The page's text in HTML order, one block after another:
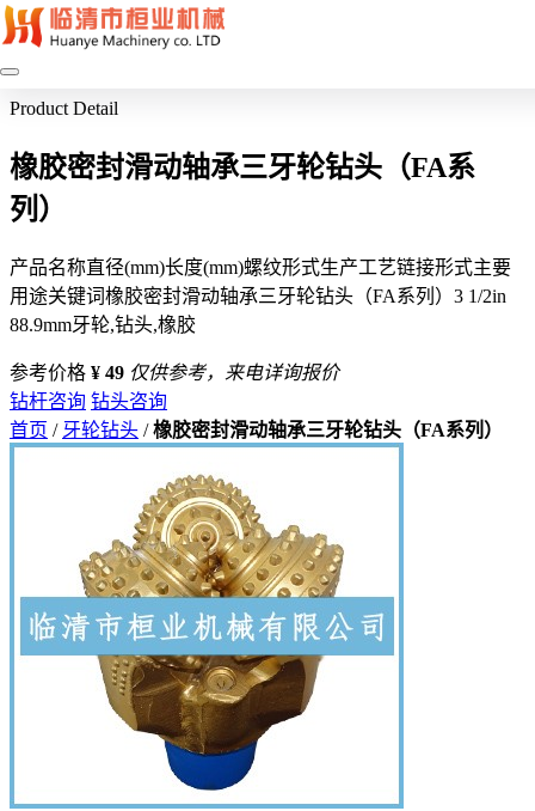
Product Detail
橡胶密封滑动轴承三牙轮钻头（FA系
列）
产品名称直径(mm)长度(mm)螺纹形式生产工艺链接形式主要
用途关键词橡胶密封滑动轴承三牙轮钻头（FA系列）3 1/2in
88.9mm牙轮,钻头,橡胶
参考价格 ¥ 49 仅供参考，来电详询报价
钻杆咨询 钻头咨询
首页 / 牙轮钻头 / 橡胶密封滑动轴承三牙轮钻头（FA系列）